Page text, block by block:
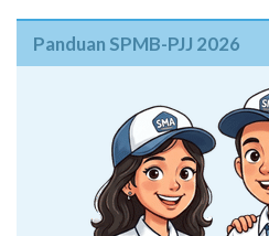
Panduan SPMB-PJJ 2026